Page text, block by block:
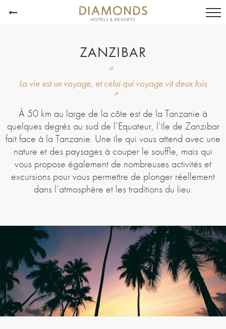
ZANZIBAR
La vie est un voyage, et celui qui voyage vit deux fois
À 50 km au large de la côte est de la Tanzanie à
quelques degrés au sud de l’Equateur, l’île de Zanzibar
fait face à la Tanzanie. Une île qui vous attend avec une
nature et des paysages à couper le souffle, mais qui
vous propose également de nombreuses activités et
excursions pour vous permettre de plonger réellement
dans l’atmosphère et les traditions du lieu.